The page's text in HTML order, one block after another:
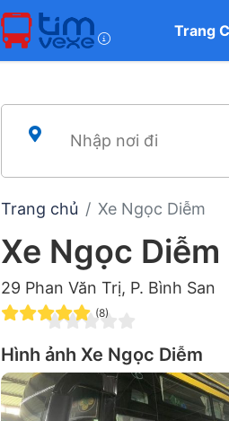
Trang
Trang chủ Xe Ngọc Diễm
Xe Ngọc Diễm
29 Phan Văn Trị, P. Bình San
(8)
Hình ảnh Xe Ngọc Diễm